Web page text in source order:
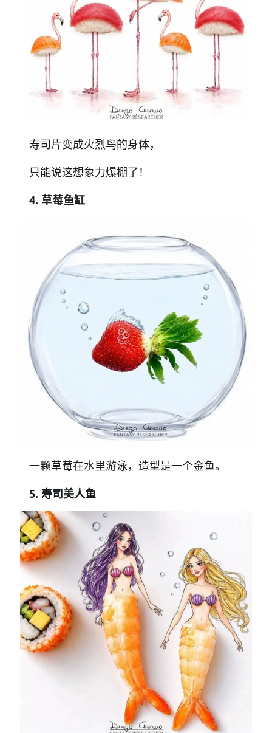
寿司片变成火烈鸟的身体，
只能说这想象力爆棚了！
4. 草莓鱼缸
一颗草莓在水里游泳，造型是一个金鱼。
5. 寿司美人鱼